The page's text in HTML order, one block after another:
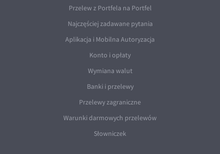
Przelew z Portfela na Portfel
Najczęściej zadawane pytania
Aplikacja i Mobilna Autoryzacja
Konto i opłaty
Wymiana walut
Banki i przelewy
Przelewy zagraniczne
Warunki darmowych przelewów
Słowniczek